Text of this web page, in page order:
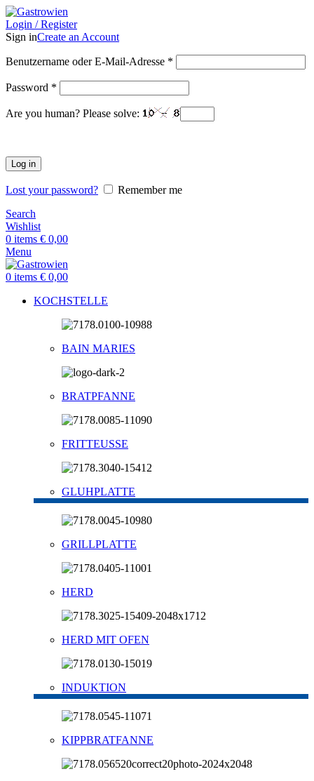
Login / Register
Sign inCreate an Account
Benutzername oder E-Mail-Adresse *
Password *
Are you human? Please solve:
Log in
Lost your password?
Remember me
Search
Wishlist
0 items € 0,00
Menu
0 items € 0,00
KOCHSTELLE
BAIN MARIES
BRATPFANNE
FRITTEUSSE
GLUHPLATTE
GRILLPLATTE
HERD
HERD MIT OFEN
INDUKTION
KIPPBRATFANNE